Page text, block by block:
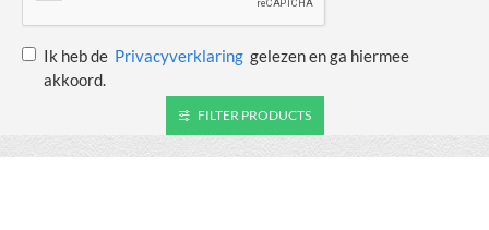
Ik heb de Privacyverklaring gelezen en ga hiermee
akkoord.
FILTER PRODUCTS